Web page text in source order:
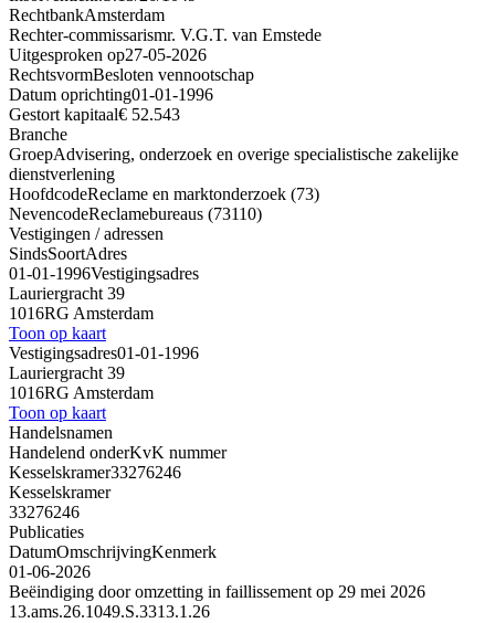
RechtbankAmsterdam
Rechter-commissarismr. V.G.T. van Emstede
Uitgesproken op27-05-2026
RechtsvormBesloten vennootschap
Datum oprichting01-01-1996
Gestort kapitaal€ 52.543
Branche
GroepAdvisering, onderzoek en overige specialistische zakelijke
dienstverlening
HoofdcodeReclame en marktonderzoek (73)
NevencodeReclamebureaus (73110)
Vestigingen / adressen
SindsSoortAdres
01-01-1996Vestigingsadres
Lauriergracht 39
1016RG Amsterdam
Toon op kaart
Vestigingsadres01-01-1996
Lauriergracht 39
1016RG Amsterdam
Toon op kaart
Handelsnamen
Handelend onderKvK nummer
Kesselskramer33276246
Kesselskramer
33276246
Publicaties
DatumOmschrijvingKenmerk
01-06-2026
Beëindiging door omzetting in faillissement op 29 mei 2026
13.ams.26.1049.S.3313.1.26